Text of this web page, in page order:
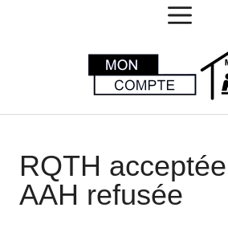
RQTH
AAH refusée